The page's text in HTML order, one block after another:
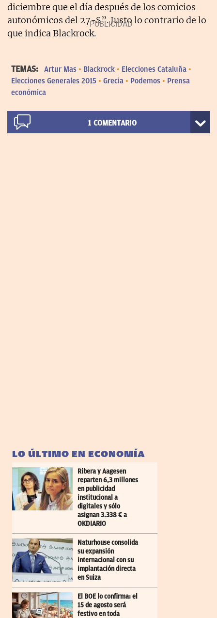
diciembre que el día después de los comicios
autonómicos del 27-S”. Justo lo contrario de lo
que indica Blackrock.
TEMAS: Artur Mas Blackrock
Elecciones Cataluña
Elecciones Generales 2015
Grecia Podemos
Prensa
económica
1 COMENTARIO
LO ÚLTIMO EN ECONOMÍA
Ribera y Aagesen
reparten 6,3 millones
en publicidad
institucional a
digitales y sólo
asignan 3.338 € a
OKDIARIO
Naturhouse consolida
su expansión
internacional con su
implantación directa
en Suiza
El BOE lo confirma: el
15 de agosto será
festivo en toda